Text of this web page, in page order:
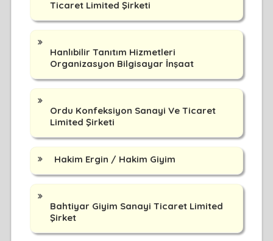
Ticaret Limited Şirketi
Hanlıbilir Tanıtım Hizmetleri
Organizasyon Bilgisayar İnşaat
Ordu Konfeksiyon Sanayi Ve Ticaret
Limited Şirketi
Hakim Ergin / Hakim Giyim
Bahtiyar Giyim Sanayi Ticaret Limited
Şirket